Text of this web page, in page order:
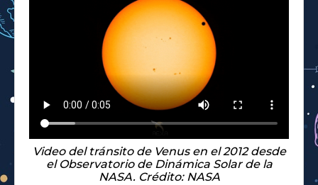
Video del tránsito de Venus en el 2012 desde
el Observatorio de Dinámica Solar de la
NASA. Crédito: NASA